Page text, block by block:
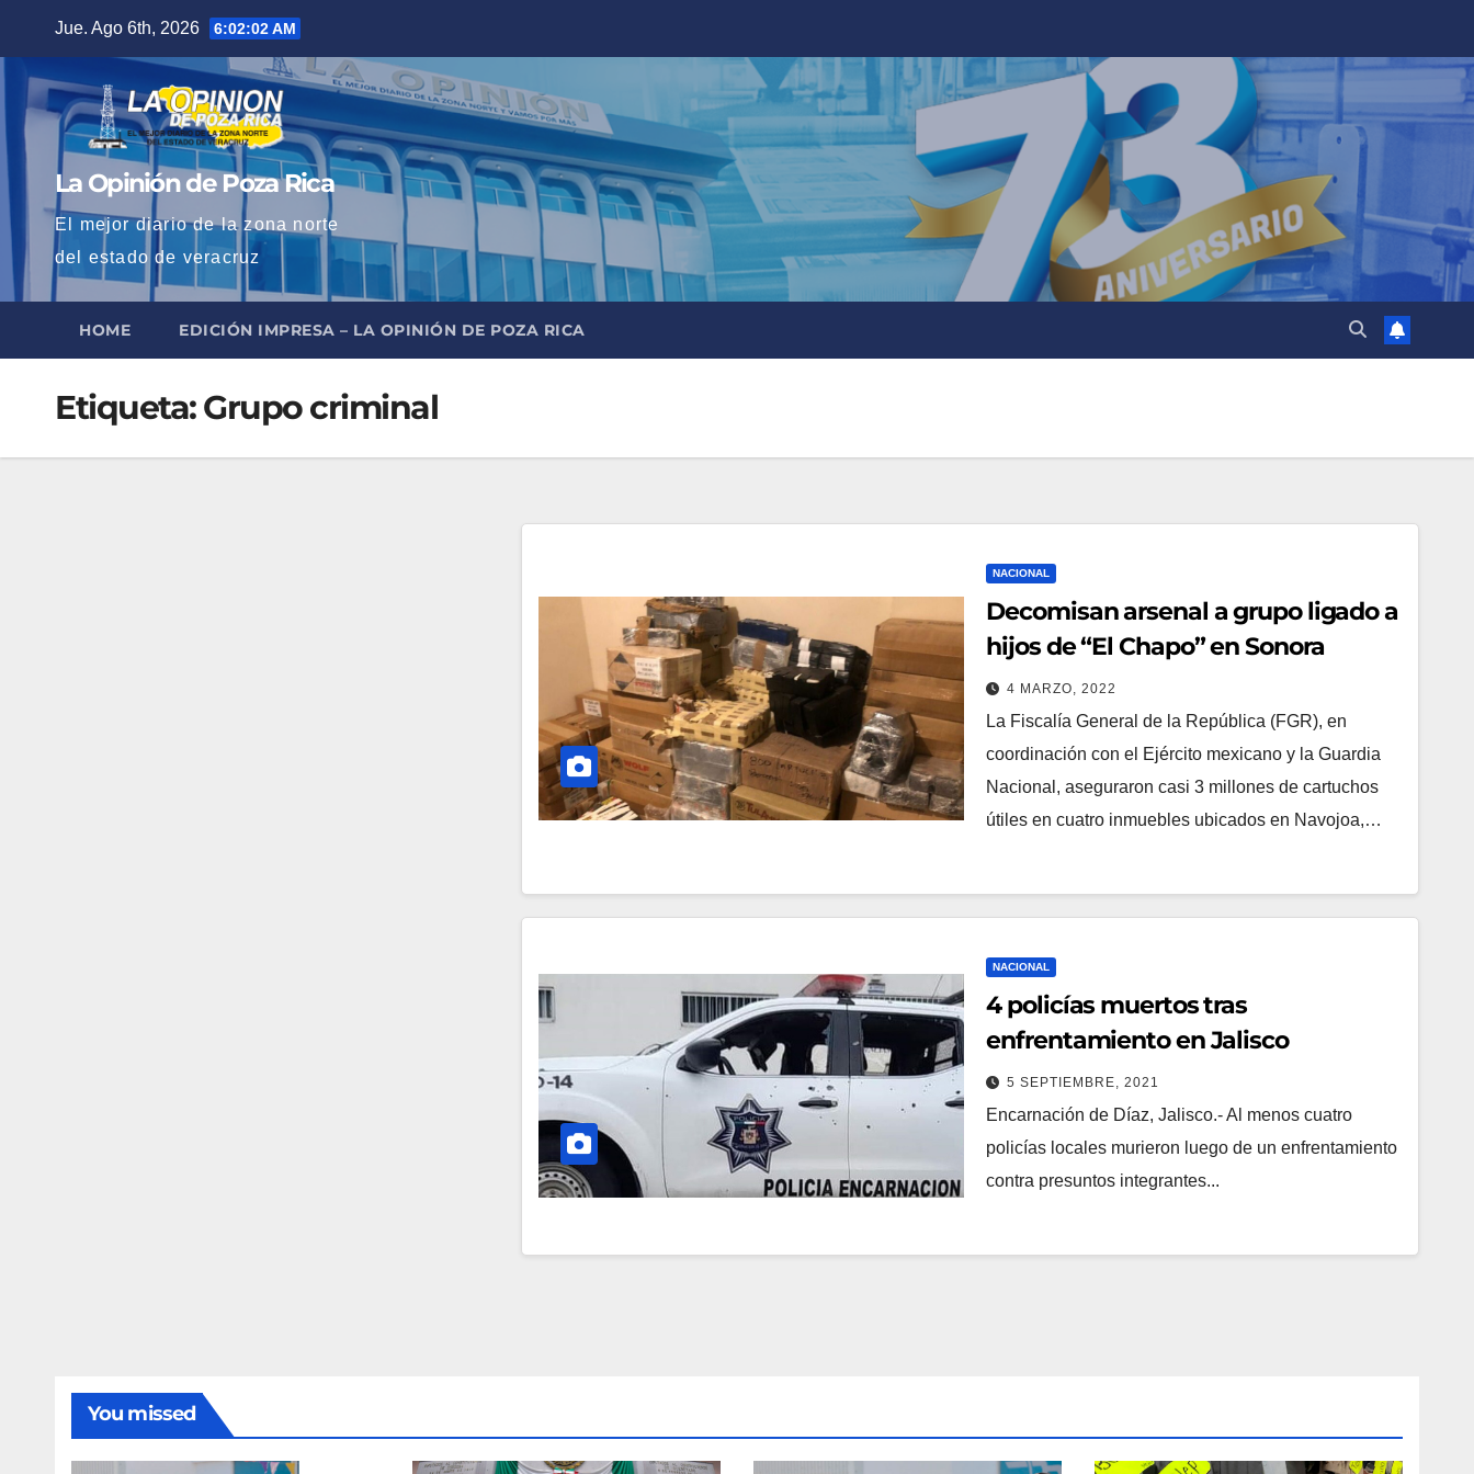
contenido
Jue. Ago 6th, 2026 6:02:02 AM
La Opinión de Poza Rica
El mejor diario de la zona norte
del estado de veracruz
HOME EDICIÓN IMPRESA – LA OPINIÓN DE POZA RICA
Etiqueta:Grupo criminal
NACIONAL
Decomisan arsenal a grupo ligado a
hijos de “El Chapo” en Sonora
4 MARZO, 2022
La Fiscalía General de la República (FGR), en
coordinación con el Ejército mexicano y la Guardia
Nacional, aseguraron casi 3 millones de cartuchos
útiles en cuatro inmuebles ubicados en Navojoa,…
NACIONAL
4 policías muertos tras
enfrentamiento en Jalisco
5 SEPTIEMBRE, 2021
Encarnación de Díaz, Jalisco.- Al menos cuatro
policías locales murieron luego de un enfrentamiento
contra presuntos integrantes...
You missed